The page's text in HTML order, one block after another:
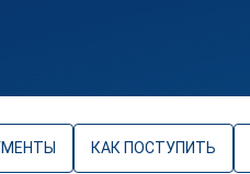
КАК ПОСТУПИТЬ